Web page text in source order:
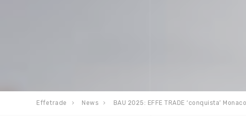
Effetrade News BAU 2025: EFFE TRADE ‘conquista’